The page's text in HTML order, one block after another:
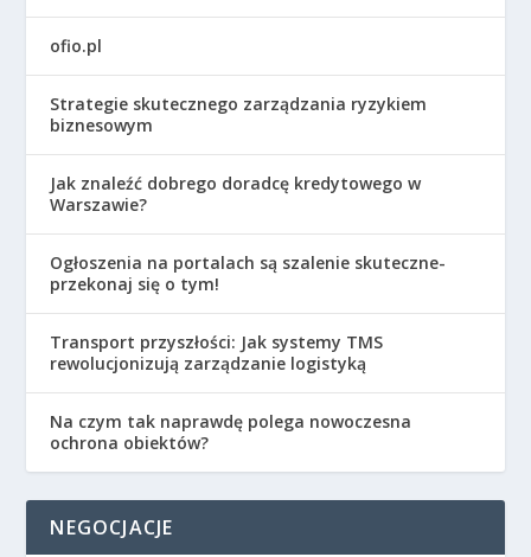
ofio.pl
Strategie skutecznego zarządzania ryzykiem
biznesowym
Jak znaleźć dobrego doradcę kredytowego w
Warszawie?
Ogłoszenia na portalach są szalenie skuteczne-
przekonaj się o tym!
Transport przyszłości: Jak systemy TMS
rewolucjonizują zarządzanie logistyką
Na czym tak naprawdę polega nowoczesna
ochrona obiektów?
NEGOCJACJE